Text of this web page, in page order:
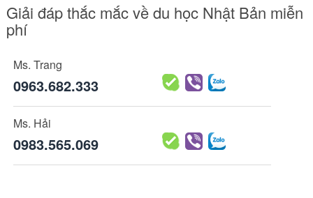
Giải đáp thắc mắc về du học Nhật Bản miễn
phí
Ms. Trang
0963.682.333
Ms. Hải
0983.565.069